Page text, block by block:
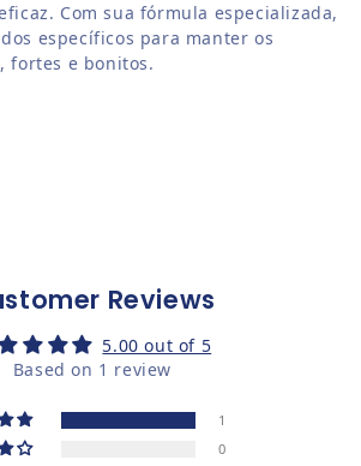
Com sua fórmula especializada,
específicos para manter os
fortes e bonitos.
Reviews
5.00 out of 5
Based on 1 review
1
0